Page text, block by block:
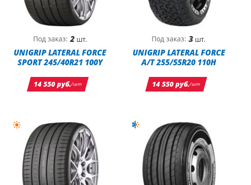
Под заказ: 2шт.
UNIGRIP LATERAL FORCE
SPORT 245/40R21 100Y
14 550 руб./шт
Под заказ: 3 шт.
UNIGRIP LATERAL FORCE
A/T 255/55R20 110H
14 550 руб./шт